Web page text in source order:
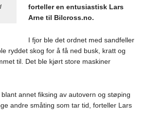
forteller en entusiastisk Lars
Arne til Bilcross.no.
I fjor ble det ordnet med sandfeller
ryddet skog for å få ned busk, kratt og
til. Det ble kjørt store maskiner
annet fiksing av autovern og støping
andre småting som tar tid, forteller Lars